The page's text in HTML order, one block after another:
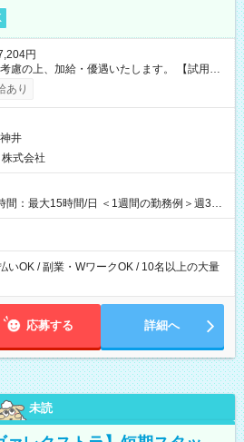
円
上、加給・優遇いたします。 【試用期
あり
井
式会社
間：最大15時間/日 ＜1週間の勤務例＞週3回
：火・木・土・日 好きな時にお仕事
いOK / 副業・WワークOK / 10名以上の大量
応募する 詳細へ
未読